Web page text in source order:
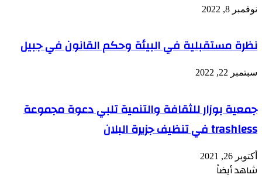
نوفمبر 8, 2022
نظرة مستقبلية في البيئة وحكم القانون في جبيل
سبتمبر 22, 2022
جمعية بوزار للثقافة والتنمية تلبي دعوة مجموعة
trashless في تنظيف جزيرة البلان
أكتوبر 26, 2021
شاهد أيضاً